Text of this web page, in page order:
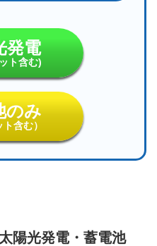
発電
ト含む)
のみ
ト含む）
陽光発電・蓄電池